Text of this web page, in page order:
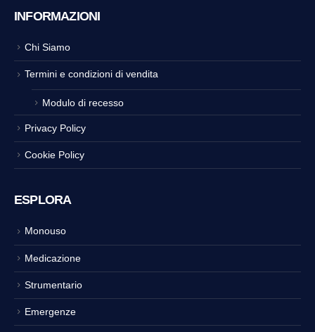
INFORMAZIONI
Chi Siamo
Termini e condizioni di vendita
Modulo di recesso
Privacy Policy
Cookie Policy
ESPLORA
Monouso
Medicazione
Strumentario
Emergenze